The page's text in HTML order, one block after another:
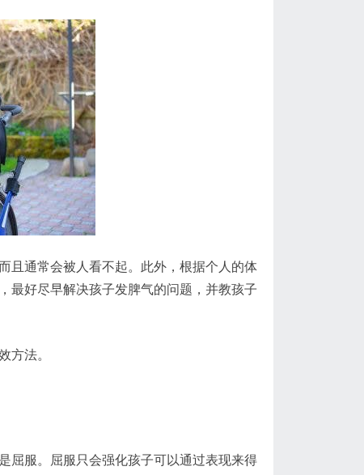
且通常会被人看不起。此外，根据个人的体
最好尽早解决孩子发脾气的问题，并教孩子
方法。
屈服。屈服只会强化孩子可以通过表现来得